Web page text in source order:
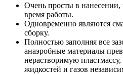
Очень просты в нанесении,
время работы.
Одновременно являются
сборку.
Полностью заполняя все
анаэробные материалы
нерастворимую
жидкостей и газов